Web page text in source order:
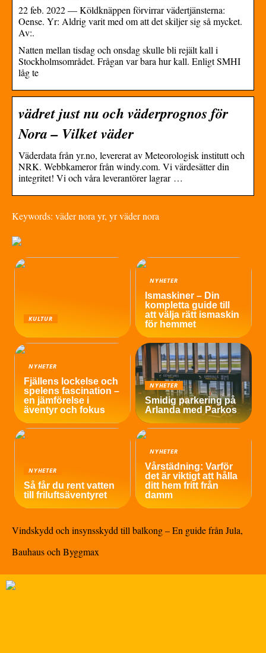
22 feb. 2022 — Köldknäppen förvirrar vädertjänsterna:
Oense. Yr: Aldrig varit med om att det skiljer sig så mycket.
Av:.
Natten mellan tisdag och onsdag skulle bli rejält kall i
Stockholmsområdet. Frågan var bara hur kall. Enligt SMHI
låg te
vädret just nu och väderprognos för
Nora – Vilket väder
Väderdata från yr.no, levererat av Meteorologisk institutt och
NRK. Webbkameror från windy.com. Vi värdesätter din
integritet! Vi och våra leverantörer lagrar …
Keywords: väder nora yr, yr väder nora
KULTUR
NYHETER
Ismaskiner – Din
kompletta guide till
att välja rätt ismaskin
för hemmet
NYHETER
Fjällens lockelse och
spelens fascination –
en jämförelse i
äventyr och fokus
NYHETER
Smidig parkering på
Arlanda med Parkos
NYHETER
Så får du rent vatten
till friluftsäventyret
NYHETER
Vårstädning: Varför
det är viktigt att hålla
ditt hem fritt från
damm
Vindskydd och insynsskydd till balkong – En guide från Jula,
Bauhaus och Byggmax